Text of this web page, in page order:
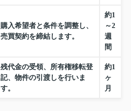
購入希望者と条件を調整し、
売買契約を締結します。
約1
～2
週
間
残代金の受領、所有権移転登
記、物件の引渡しを行いま
す。
約1
ヶ
月